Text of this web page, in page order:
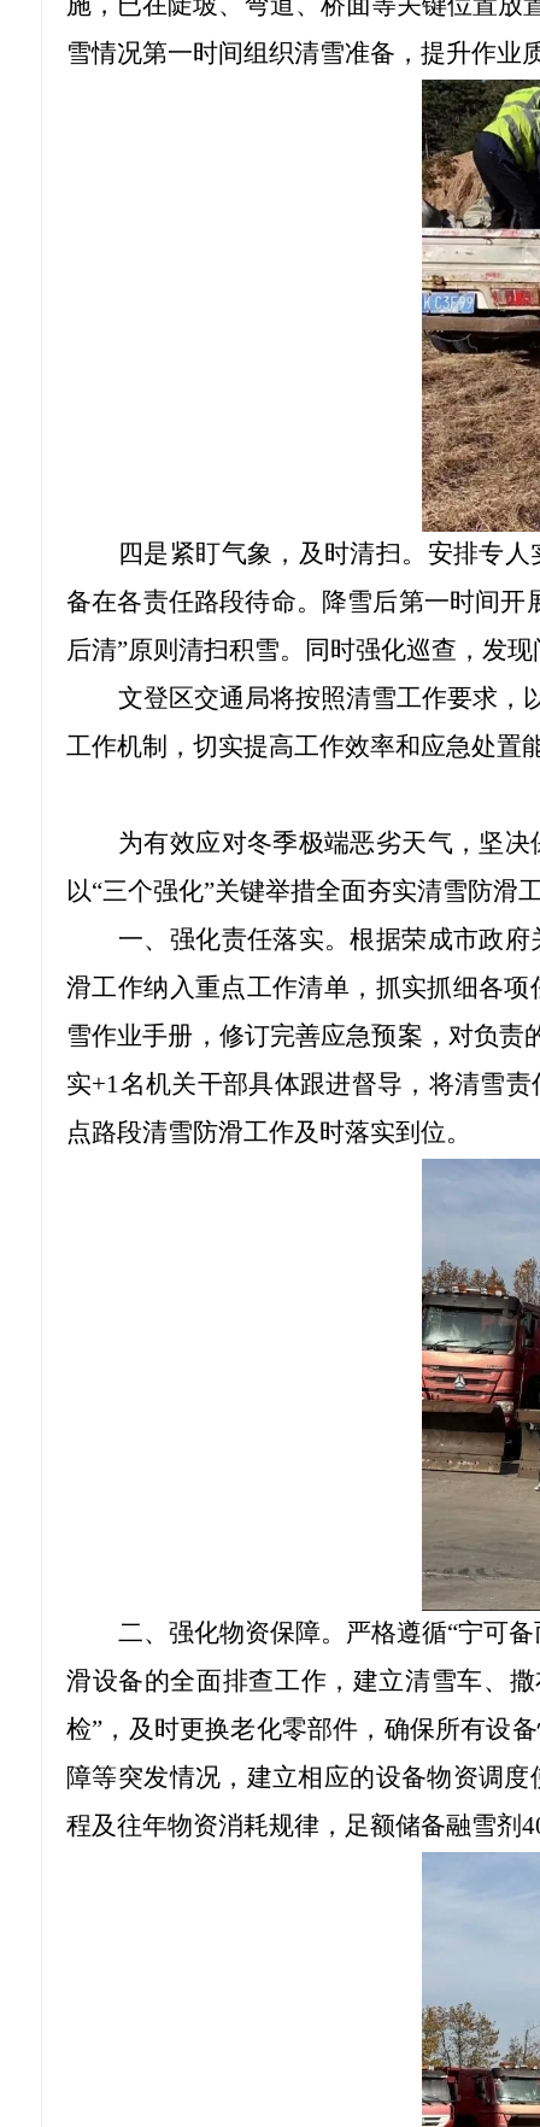
雪情况第一时间组织清雪准备，提升作业
四是紧盯气象，及时清扫。安排专
备在各责任路段待命。降雪后第一时间
后清”原则清扫积雪。同时强化巡查，发
文登区交通局将按照清雪工作要求，
工作机制，切实提高工作效率和应急处置
为有效应对冬季极端恶劣天气，坚
以“三个强化”关键举措全面夯实清雪防滑
一、强化责任落实。根据荣成市政
滑工作纳入重点工作清单，抓实抓细各
雪作业手册，修订完善应急预案，对负
实+1名机关干部具体跟进督导，将清雪
点路段清雪防滑工作及时落实到位。
二、强化物资保障。严格遵循“宁可
滑设备的全面排查工作，建立清雪车、
检”，及时更换老化零部件，确保所有设
障等突发情况，建立相应的设备物资调
程及往年物资消耗规律，足额储备融雪剂